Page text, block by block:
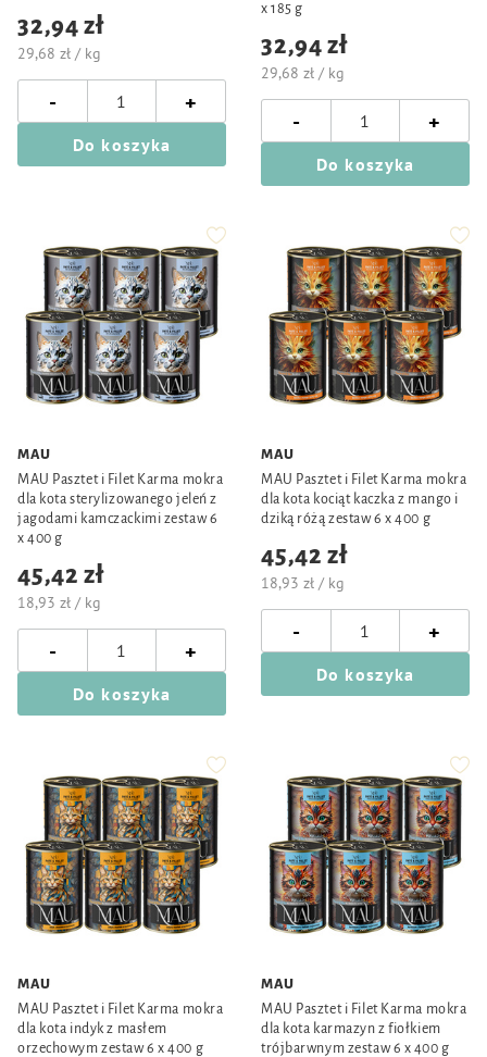
32,94 zł
29,68 zł / kg
- +
Do koszyka
x 185 g
32,94 zł
29,68 zł / kg
- +
Do koszyka
MAU
MAU Pasztet i Filet Karma mokra
dla kota sterylizowanego jeleń z
jagodami kamczackimi zestaw 6
x 400 g
45,42 zł
18,93 zł / kg
- +
Do koszyka
MAU
MAU Pasztet i Filet Karma mokra
dla kota kociąt kaczka z mango i
dziką różą zestaw 6 x 400 g
45,42 zł
18,93 zł / kg
- +
Do koszyka
MAU
MAU Pasztet i Filet Karma mokra
dla kota indyk z masłem
orzechowym zestaw 6 x 400 g
MAU
MAU Pasztet i Filet Karma mokra
dla kota karmazyn z fiołkiem
trójbarwnym zestaw 6 x 400 g